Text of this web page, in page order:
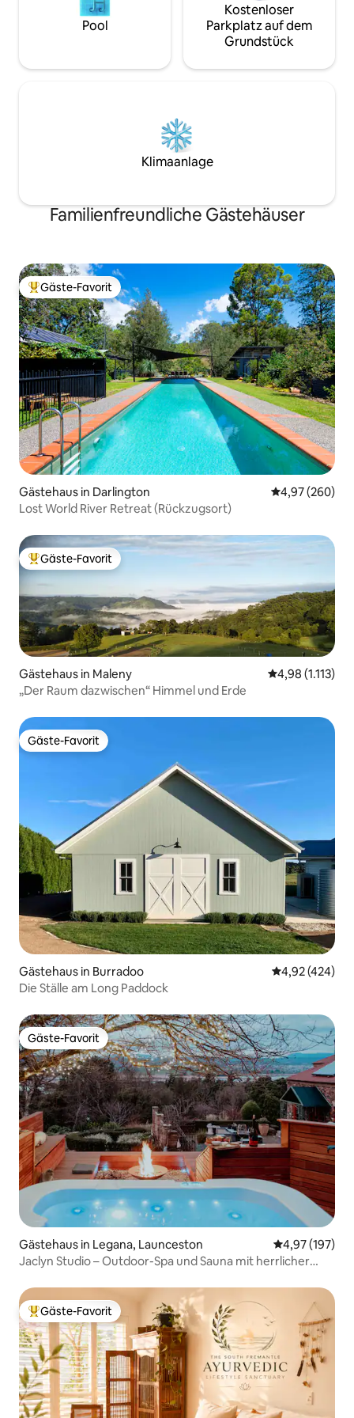
Pool
Kostenloser
Parkplatz auf dem
Grundstück
Klimaanlage
Familienfreundliche Gästehäuser
Beliebter Gäste-Favorit.
Gäste-Favorit
Gästehaus in Darlington
4,97 (260)
Lost World River Retreat (Rückzugsort)
Beliebter Gäste-Favorit.
Gäste-Favorit
Gästehaus in Maleny
4,98 (1.113)
„Der Raum dazwischen“ Himmel und Erde
Gäste-Favorit
Gäste-Favorit
Gästehaus in Burradoo
4,92 (424)
Die Ställe am Long Paddock
Gäste-Favorit
Gäste-Favorit
Gästehaus in Legana, Launceston
4,97 (197)
Jaclyn Studio – Outdoor-Spa und Sauna mit herrlicher
Beliebter Gäste-Favorit.
Gäste-Favorit